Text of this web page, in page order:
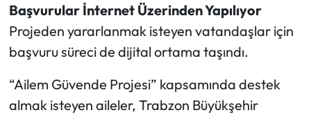
Başvurular İnternet Üzerinden Yapılıyor
Projeden yararlanmak isteyen vatandaşlar için
başvuru süreci de dijital ortama taşındı.
“Ailem Güvende Projesi” kapsamında destek
almak isteyen aileler, Trabzon Büyükşehir